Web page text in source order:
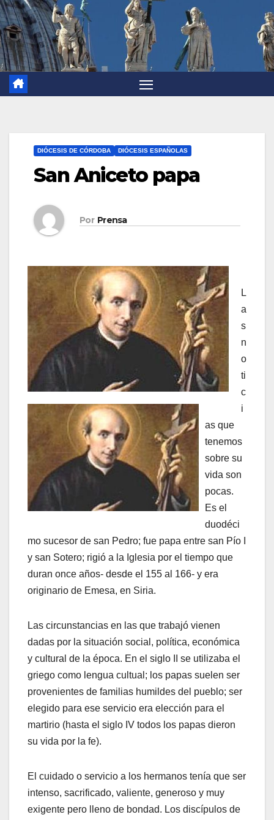
DIÓCESIS DE CÓRDOBA DIÓCESIS ESPAÑOLAS
San Aniceto papa
Por Prensa
L
a
s
n
o
ti
c
i
as que
tenemos
sobre su
vida son
pocas.
Es el
duodéci
mo sucesor de san Pedro; fue papa entre san Pío I
y san Sotero; rigió a la Iglesia por el tiempo que
duran once años- desde el 155 al 166- y era
originario de Emesa, en Siria.
Las circunstancias en las que trabajó vienen
dadas por la situación social, política, económica
y cultural de la época. En el siglo II se utilizaba el
griego como lengua cultual; los papas suelen ser
provenientes de familias humildes del pueblo; ser
elegido para ese servicio era elección para el
martirio (hasta el siglo IV todos los papas dieron
su vida por la fe).
El cuidado o servicio a los hermanos tenía que ser
intenso, sacrificado, valiente, generoso y muy
exigente pero lleno de bondad. Los discípulos de